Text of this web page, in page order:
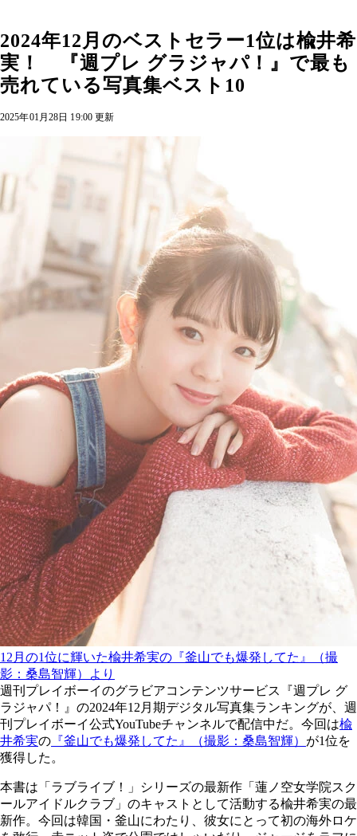
2024年12月のベストセラー1位は楡井希
実！ 『週プレ グラジャパ！』で最も
売れている写真集ベスト10
2025年01月28日 19:00 更新
12月の1位に輝いた楡井希実の『釜山でも爆発してた』（撮
影：桑島智輝）より
週刊プレイボーイのグラビアコンテンツサービス『週プレ グ
ラジャパ！』の2024年12月期デジタル写真集ランキングが、週
刊プレイボーイ公式YouTubeチャンネルで配信中だ。今回は楡
井希実の 『釜山でも爆発してた』（撮影：桑島智輝） が1位を
獲得した。
本書は「ラブライブ！」シリーズの最新作「蓮ノ空女学院スク
ールアイドルクラブ」のキャストとして活動する楡井希実の最
新作。今回は韓国・釜山にわたり、彼女にとって初の海外ロケ